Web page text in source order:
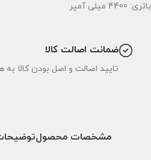
باتری: 4400 میلی آمپر
ضمانت اصالت کالا
تایید اصالت و اصل بودن کالا به
مشخصات محصول